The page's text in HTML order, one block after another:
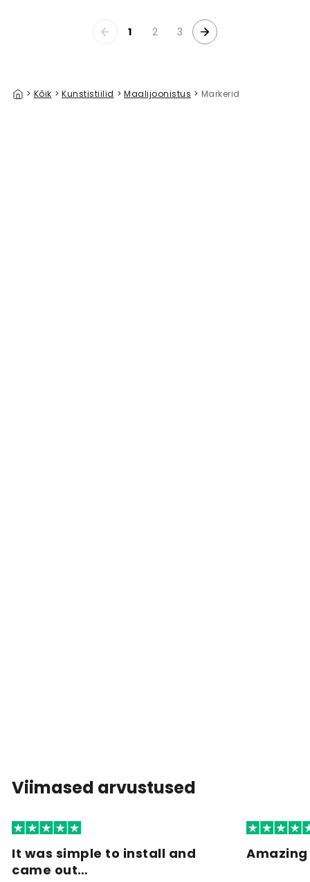
1 2 3
> Kõik > Kunstistiilid > Maalijoonistus > Markerid
Viimased arvustused
It was simple to install and
came out…